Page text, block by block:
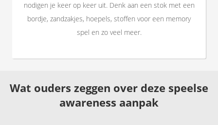
nodigen je keer op keer uit. Denk aan een stok met een
bordje, zandzakjes, hoepels, stoffen voor een memory
spel en zo veel meer.
Wat ouders zeggen over deze speelse
awareness aanpak